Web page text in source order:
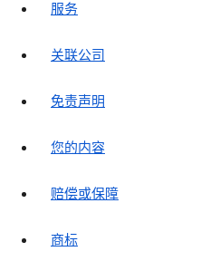
服务
关联公司
免责声明
您的内容
赔偿或保障
商标